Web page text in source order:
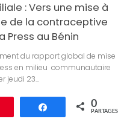
: Vers une mise à
de la contraceptive
Press au Bénin
du rapport global de mise
en milieu communautaire
jeudi 23...
Partagez 0
PARTAGES